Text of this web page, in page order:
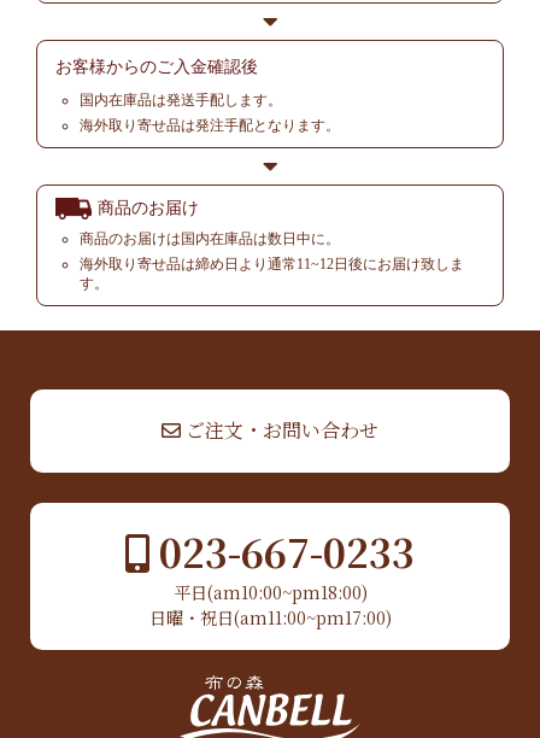
お客様からのご入金確認後
国内在庫品は発送手配します。
海外取り寄せ品は発注手配となります。
商品のお届け
商品のお届けは国内在庫品は数日中に。
海外取り寄せ品は締め日より通常11~12日後にお届け致しま
す。
ご注文・お問い合わせ
023-667-0233
平日(am10:00~pm18:00)
日曜・祝日(am11:00~pm17:00)